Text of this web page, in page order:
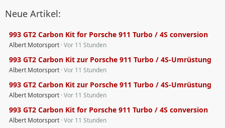
Neue Artikel:
993 GT2 Carbon Kit for Porsche 911 Turbo / 4S conversion
Albert Motorsport Vor 11 Stunden
993 GT2 Carbon Kit zur Porsche 911 Turbo / 4S-Umrüstung
Albert Motorsport Vor 11 Stunden
993 GT2 Carbon Kit zur Porsche 911 Turbo / 4S-Umrüstung
Albert Motorsport Vor 11 Stunden
993 GT2 Carbon Kit for Porsche 911 Turbo / 4S conversion
Albert Motorsport Vor 11 Stunden